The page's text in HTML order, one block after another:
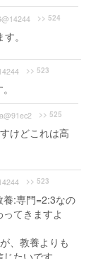
>> 524
。
>> 523
>> 525
けどこれは高
>> 523
養:専門=2:3なの
てきますよ
、教養よりも
たいです。